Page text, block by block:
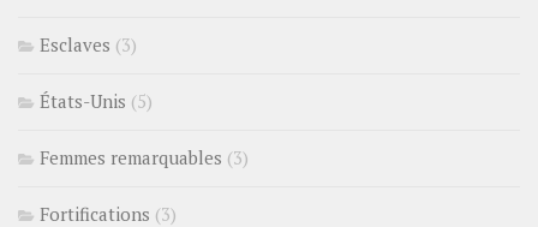
Esclaves (3)
États-Unis (5)
Femmes remarquables (3)
Fortifications (3)